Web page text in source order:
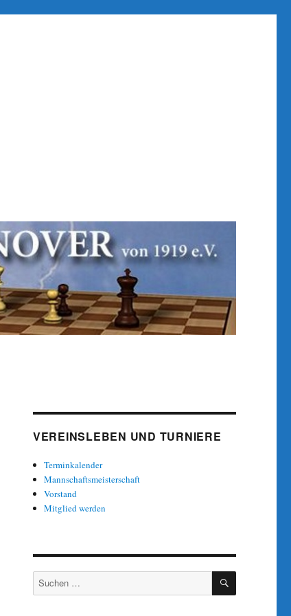
VEREINSLEBEN UND TURNIERE
Terminkalender
Mannschaftsmeisterschaft
Vorstand
Mitglied werden
Suche
nach:
SUCHEN